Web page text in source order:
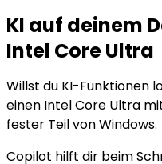
KI auf deinem
Intel Core Ultra
Willst du KI-Funktionen
einen Intel Core Ultra
fester Teil von Windows.
Copilot hilft dir beim